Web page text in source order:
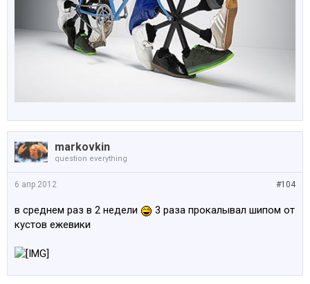
markovkin
question everything
#104
6 апр 2012
в среднем раз в 2 недели
3 раза прокалывал шипом от
кустов ежевики